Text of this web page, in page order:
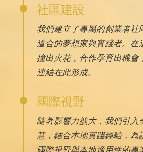
社區建設
我們建立了專屬的創業者社
道合的夢想家與實踐者。在
撞出火花，合作孕育出機會
連結在此形成。
國際視野
隨著影響力擴大，我們引入
慧，結合本地實踐經驗，為
國際視野與本地適用性的專